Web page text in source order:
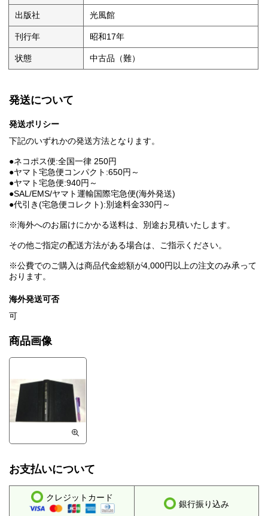
出版社 光風館
刊行年 昭和17年
状態 中古品（難）
発送について
発送ポリシー
下記のいずれかの発送方法となります。
●ネコポス便:全国一律 250円
●ヤマト宅急便コンパクト:650円～
●ヤマト宅急便:940円～
●SAL/EMS/ヤマト運輸国際宅急便(海外発送)
●代引き(宅急便コレクト):別途料金330円～
※海外へのお届けにかかる送料は、別途お見積いたします。
その他ご指定の配送方法がある場合は、ご指示ください。
※公費でのご購入は商品代金総額が4,000円以上の注文のみ承って
おります。
海外発送可否
可
商品画像
お支払いについて
クレジットカード
銀行振り込み